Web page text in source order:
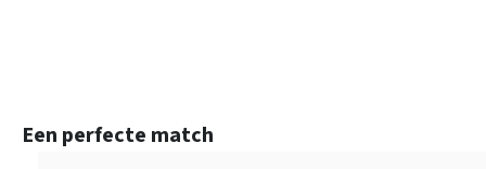
Productgalerij overslaan
Een perfecte match